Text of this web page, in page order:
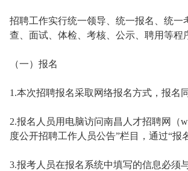
招聘工作实行统一领导、统一报名、统
查、面试、体检、考核、公示、聘用等程
（一）报名
1.本次招聘报名采取网络报名方式，报名
2.报名人员用电脑访问南昌人才招聘网（
度公开招聘工作人员公告”栏目，通过“报
3.报考人员在报名系统中填写的信息必须